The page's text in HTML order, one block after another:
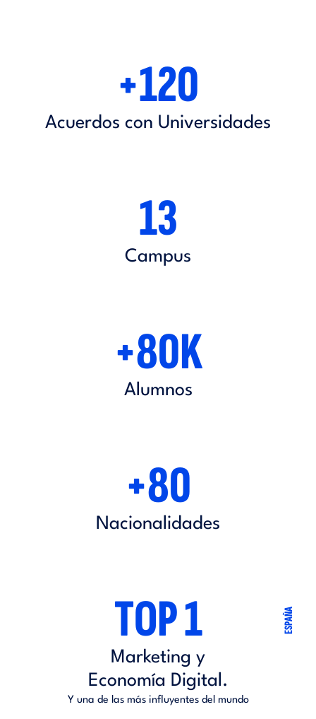
+120
Acuerdos con Universidades
13
Campus
+80K
Alumnos
+80
Nacionalidades
TOP 1 ESPAÑA
Marketing y
Economía Digital.
Y una de las más influyentes del mundo